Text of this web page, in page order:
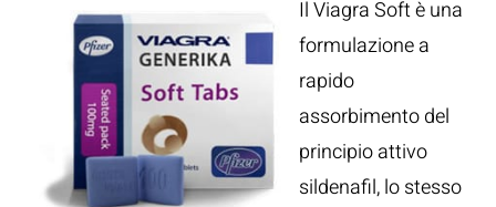
Il Viagra Soft è una
formulazione a
rapido
assorbimento del
principio attivo
sildenafil, lo stesso